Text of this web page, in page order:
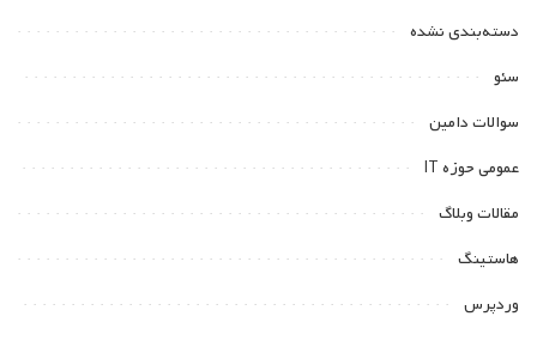
دسته‌بندی نشده
سئو
سوالات دامین
عمومی حوزه IT
مقالات وبلاگ
هاستینگ
وردپرس